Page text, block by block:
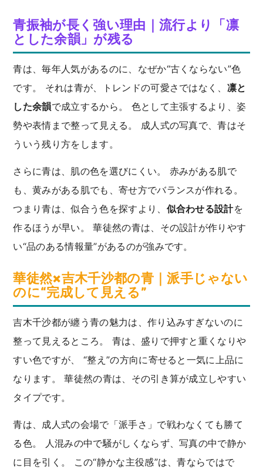
青振袖が長く強い理由｜流行より「凛
とした余韻」が残る
青は、毎年人気があるのに、なぜか“古くならない”色
です。 それは青が、トレンドの可愛さではなく、 凛と
した余韻で成立するから。 色として主張するより、姿
勢や表情まで整って見える。 成人式の写真で、青はそ
ういう残り方をします。
さらに青は、肌の色を選びにくい。 赤みがある肌で
も、黄みがある肌でも、寄せ方でバランスが作れる。
つまり青は、似合う色を探すより、 似合わせる設計を
作るほうが早い。 華徒然の青は、その設計が作りやす
い“品のある情報量”があるのが強みです。
華徒然×吉木千沙都の青｜派手じゃない
のに“完成して見える”
吉木千沙都が纏う青の魅力は、作り込みすぎないのに
整って見えるところ。 青は、盛りで押すと重くなりや
すい色ですが、 “整え”の方向に寄せると一気に上品に
なります。 華徒然の青は、その引き算が成立しやすい
タイプです。
青は、成人式の会場で「派手さ」で戦わなくても勝て
る色。 人混みの中で騒がしくならず、写真の中で静か
に目を引く。 この“静かな主役感”は、青ならではで